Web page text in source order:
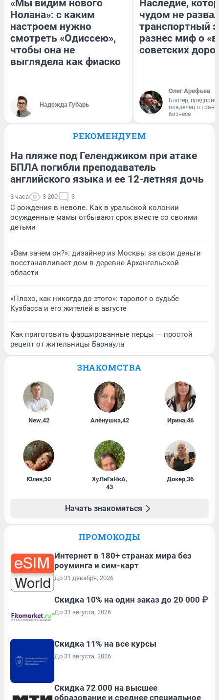
«Мы видим нового
Нолана»: с каким
настроем нужно
смотреть «Одиссею»,
чтобы она не
выглядела как фиаско
Надежда Губарь
Наследие,
чудом не
транспортный
разнес миф о
советских
Олег Арефьев
Блогер,
владелец в
бизнесе
РЕКОМЕНДУЕМ
На пляже под Геленджиком при атаке
БПЛА погибли преподаватель
английского языка и ее 12-летняя дочь
3 часа 3 200 3
С рождения в неволе. Как в уральской колонии
осужденные мамы отбывают срок вместе со своими
детьми
«Вам зачем он?»: дизайнер из Москвы за свои деньги
восстанавливает дом в деревне Архангельской
области
«Плохо, как никогда до этого»: таролог о судьбе
Кузбасса и его жителей в августе
Как приготовить фаршированные перцы — простой
рецепт от жительницы Барнаула
ЗНАКОМСТВА
New,42 Алёнушка,42 Ирина,46
Юлия,50 ХуЛиГаНкА,
43
Докер,36
Начать знакомиться
ПРОМОКОДЫ
Интернет в 180+ странах мира без
роуминга и сим-карт
До 31 декабря, 2026
Скидка 10% на один заказ до 20 000 ₽
До 31 августа, 2026
Скидка 11% на все курсы
До 31 августа, 2026
Скидка 72 000 на высшее
образование и среднее специальное